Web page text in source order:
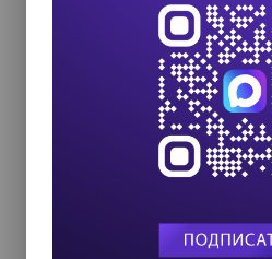
TEAM LEAD TODAY 2026
10 сентября 2026
Форум ProcessTech
18 сентября 2026
Управление данными
24 сентября 2026
HR TECH + ИИ
8 октября 2026